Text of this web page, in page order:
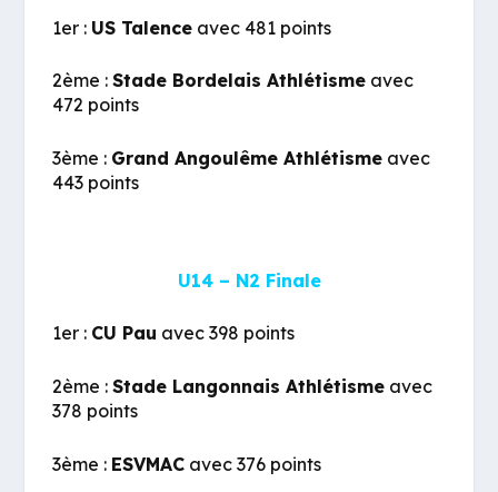
1er : US Talence avec 481 points
2ème :Stade Bordelais Athlétisme avec
472 points
3ème : Grand Angoulême Athlétisme avec
443 points
U14 – N2 Finale
1er : CU Pau avec 398 points
2ème :Stade Langonnais Athlétisme avec
378 points
3ème : ESVMAC avec 376 points